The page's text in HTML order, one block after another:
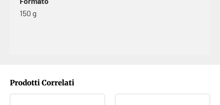
150 g
Prodotti Correlati